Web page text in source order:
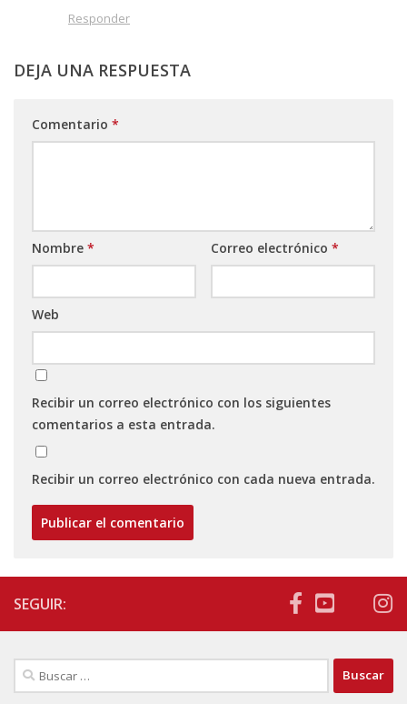
Responder
DEJA UNA RESPUESTA
Comentario *
Nombre * Correo electrónico *
Web
Recibir un correo electrónico con los siguientes
comentarios a esta entrada.
Recibir un correo electrónico con cada nueva entrada.
SEGUIR:
Buscar: